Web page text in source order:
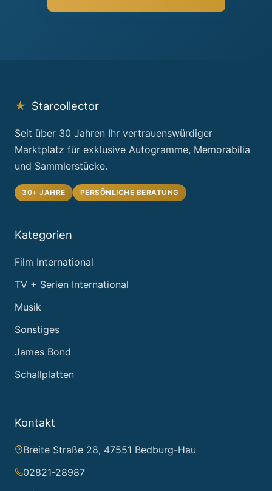
★ Starcollector
Seit über 30 Jahren Ihr vertrauenswürdiger
Marktplatz für exklusive Autogramme, Memorabilia
und Sammlerstücke.
30+ JAHRE PERSÖNLICHE BERATUNG
Kategorien
Film International
TV + Serien International
Musik
Sonstiges
James Bond
Schallplatten
Kontakt
Breite Straße 28, 47551 Bedburg-Hau
02821-28987